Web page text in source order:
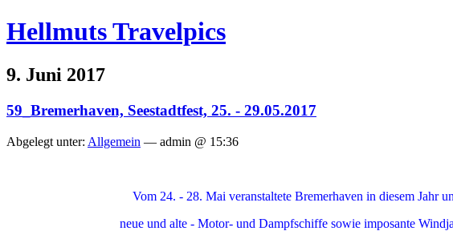
Hellmuts Travelpics
9. Juni 2017
59_Bremerhaven, Seestadtfest, 25. - 29.05.2017
Abgelegt unter: Allgemein — admin @ 15:36
Vom 24. - 28. Mai veranstaltete Bremerhaven in diesem Jahr
neue und alte - Motor- und Dampfschiffe sowie imposante